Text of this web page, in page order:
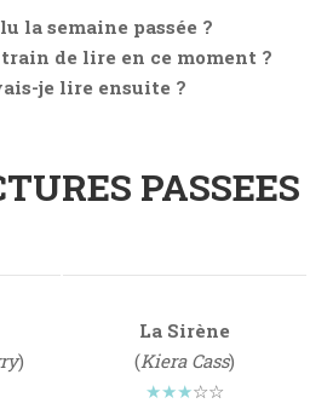
la semaine passée ?
train de lire en ce moment ?
je lire ensuite ?
PASSEES
)
La Sirène
(Kiera Cass)
★★★☆☆